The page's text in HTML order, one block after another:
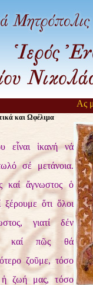
Ας μην
και Ωφέλιμα
εἶναι ἱκανή νά
σέ μετάνοια.
καί ἄγνωστος ὁ
ξέρουμε ὅτι ὅλοι
γιατί δέν
καί πῶς θά
ζοῦμε, τόσο
ἡ ζωή μας, τόσο